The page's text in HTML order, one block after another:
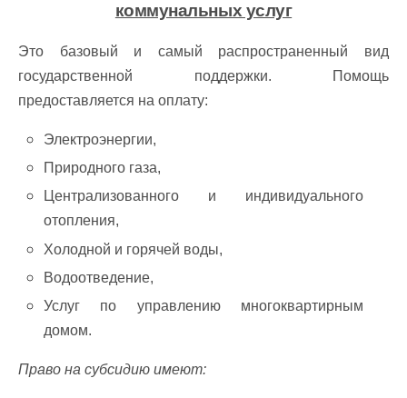
коммунальных услуг
Это базовый и самый распространенный вид
государственной поддержки. Помощь
предоставляется на оплату:
Электроэнергии,
Природного газа,
Централизованного и индивидуального
отопления,
Холодной и горячей воды,
Водоотведение,
Услуг по управлению многоквартирным
домом.
Право на субсидию имеют: